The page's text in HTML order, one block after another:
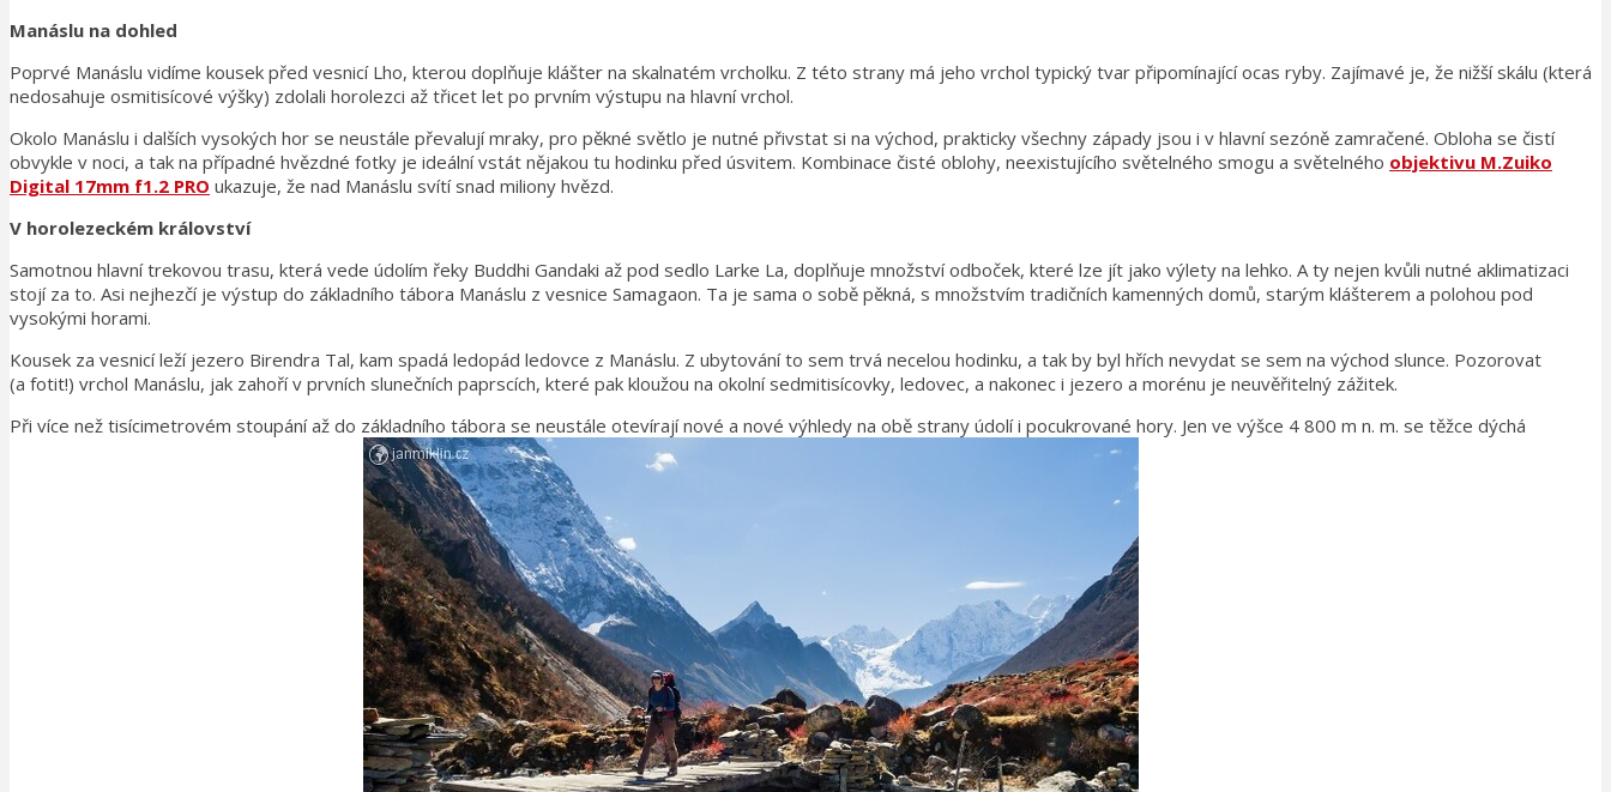
Manáslu na dohled
Poprvé Manáslu vidíme kousek před vesnicí Lho, kterou doplňuje klášter na skalnatém vrcholku. Z této strany má jeho vrchol typický tvar připomínající ocas ryby. Zajímavé je, že nižší skálu (která
nedosahuje osmitisícové výšky) zdolali horolezci až třicet let po prvním výstupu na hlavní vrchol.
Okolo Manáslu i dalších vysokých hor se neustále převalují mraky, pro pěkné světlo je nutné přivstat si na východ, prakticky všechny západy jsou i v hlavní sezóně zamračené. Obloha se čistí
obvykle v noci, a tak na případné hvězdné fotky je ideální vstát nějakou tu hodinku před úsvitem. Kombinace čisté oblohy, neexistujícího světelného smogu a světelného objektivu M.Zuiko
Digital 17mm f1.2 PRO ukazuje, že nad Manáslu svítí snad miliony hvězd.
V horolezeckém království
Samotnou hlavní trekovou trasu, která vede údolím řeky Buddhi Gandaki až pod sedlo Larke La, doplňuje množství odboček, které lze jít jako výlety na lehko. A ty nejen kvůli nutné aklimatizaci
stojí za to. Asi nejhezčí je výstup do základního tábora Manáslu z vesnice Samagaon. Ta je sama o sobě pěkná, s množstvím tradičních kamenných domů, starým klášterem a polohou pod
vysokými horami.
Kousek za vesnicí leží jezero Birendra Tal, kam spadá ledopád ledovce z Manáslu. Z ubytování to sem trvá necelou hodinku, a tak by byl hřích nevydat se sem na východ slunce. Pozorovat
(a fotit!) vrchol Manáslu, jak zahoří v prvních slunečních paprscích, které pak kloužou na okolní sedmitisícovky, ledovec, a nakonec i jezero a morénu je neuvěřitelný zážitek.
Při více než tisícimetrovém stoupání až do základního tábora se neustále otevírají nové a nové výhledy na obě strany údolí i pocukrované hory. Jen ve výšce 4 800 m n. m. se těžce dýchá